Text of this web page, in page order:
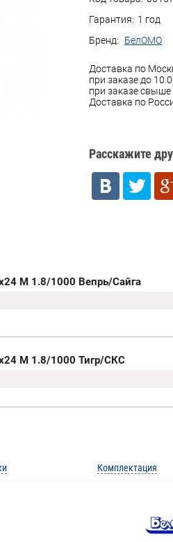
Гарантия: 1 год
Бренд:
БелОМО
Доставка по
при заказе до
при заказе свыше
Доставка по
Расскажите
М 1.8/1000 Вепрь/Сайга
М 1.8/1000 Тигр/СКС
Комплектация